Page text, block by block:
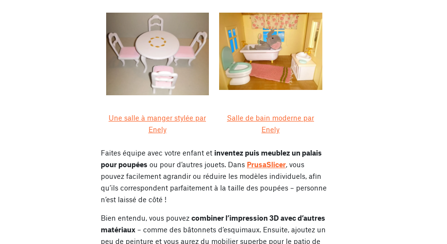
Une salle à manger stylée par
Enely
Salle de bain moderne par
Enely
Faites équipe avec votre enfant et inventez puis meublez un palais
pour poupées ou pour d’autres jouets. Dans PrusaSlicer, vous
pouvez facilement agrandir ou réduire les modèles individuels, afin
qu’ils correspondent parfaitement à la taille des poupées – personne
n’est laissé de côté !
Bien entendu, vous pouvez combiner l’impression 3D avec d’autres
matériaux – comme des bâtonnets d’esquimaux. Ensuite, ajoutez un
peu de peinture et vous aurez du mobilier superbe pour le patio de